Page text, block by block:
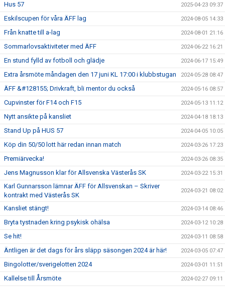
Hus 57 2025-04-23 09:37
Eskilscupen för våra ÄFF lag 2024-08-05 14:33
Från knatte till a-lag 2024-08-01 21:16
Sommarlovsaktiviteter med ÄFF 2024-06-22 16:21
En stund fylld av fotboll och glädje 2024-06-17 15:49
Extra årsmöte måndagen den 17 juni KL 17:00 i klubbstugan 2024-05-28 08:47
ÄFF &#128155; Drivkraft, bli mentor du också 2024-05-16 08:57
Cupvinster för F14 och F15 2024-05-13 11:12
Nytt ansikte på kansliet 2024-04-18 18:13
Stand Up på HUS 57 2024-04-05 10:05
Köp din 50/50 lott här redan innan match 2024-03-26 17:23
Premiärvecka! 2024-03-26 08:35
Jens Magnusson klar för Allsvenska Västerås SK 2024-03-22 15:31
Karl Gunnarsson lämnar ÄFF för Allsvenskan – Skriver
kontrakt med Västerås SK
2024-03-21 08:02
Kansliet stängt! 2024-03-14 08:46
Bryta tystnaden kring psykisk ohälsa 2024-03-12 10:28
Se hit! 2024-03-11 08:58
Äntligen är det dags för års släpp säsongen 2024 är här! 2024-03-05 07:47
Bingolotter/sverigelotten 2024 2024-03-01 11:51
Kallelse till Årsmöte 2024-02-27 09:11